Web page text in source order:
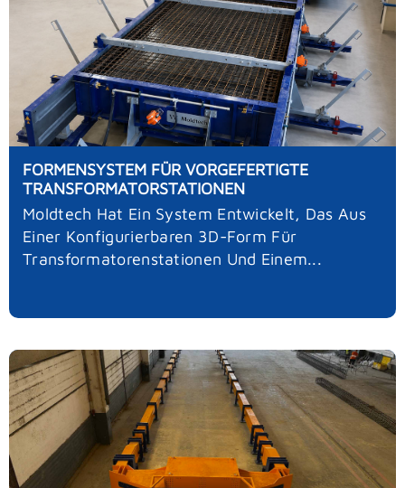
FORMENSYSTEM FÜR VORGEFERTIGTE
TRANSFORMATORSTATIONEN
Moldtech Hat Ein System Entwickelt, Das Aus
Einer Konfigurierbaren 3D-Form Für
Transformatorenstationen Und Einem...